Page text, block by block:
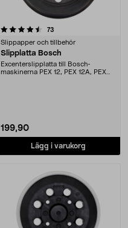
73
Slippapper och tillbehör
Slipplatta Bosch
Excenterslipplatta till Bosch-
maskinerna PEX 12, PEX 12A, PEX
199,90
Lägg i varukorg